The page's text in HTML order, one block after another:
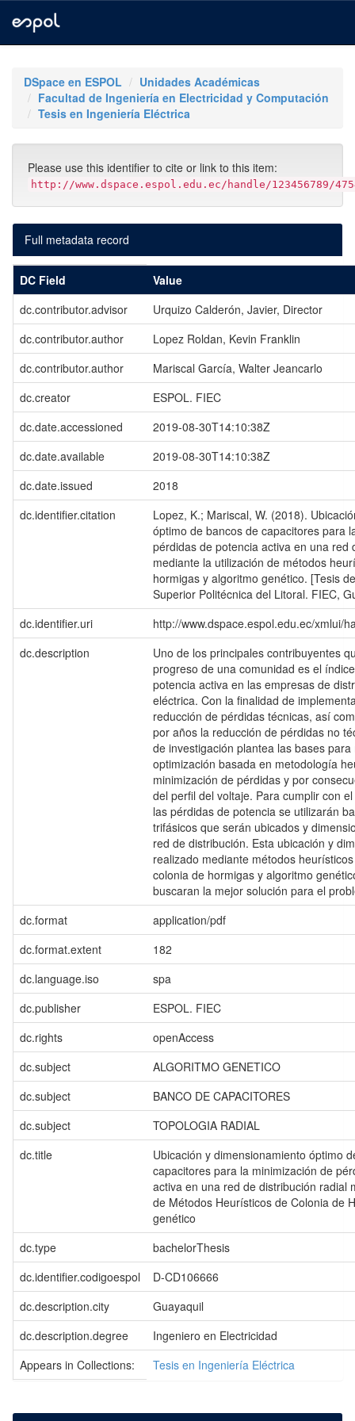
navigationDSpace en ESPOL
Unidades Académicas
Facultad de Ingeniería en Electricidad y Computación
Tesis en Ingeniería Eléctrica
Please use this identifier to cite or link to this item:
http://www.dspace.espol.edu.ec/handle/123456789/
Full metadata record
DC Field
Value
dc.contributor.advisor
Urquizo Calderón, Javier, Director
dc.contributor.author
Lopez Roldan, Kevin Franklin
dc.contributor.author
Mariscal García, Walter Jeancarlo
dc.creator
ESPOL. FIEC
dc.date.accessioned
2019-08-30T14:10:38Z
dc.date.available
2019-08-30T14:10:38Z
dc.date.issued
2018
dc.identifier.citation
Lopez, K.; Mariscal, W. (2018).
óptimo de bancos de capacitores para
pérdidas de potencia activa en una red
mediante la utilización de métodos
hormigas y algoritmo genético. [Tesis
Superior Politécnica del Litoral. FIEC,
dc.identifier.uri
http://www.dspace.espol.edu.ec/xmlui/
dc.description
Uno de los principales contribuyentes
progreso de una comunidad es el
potencia activa en las empresas de
eléctrica. Con la finalidad de
reducción de pérdidas técnicas, así
por años la reducción de pérdidas no
de investigación plantea las bases
optimización basada en metodología
minimización de pérdidas y por
del perfil del voltaje. Para cumplir con
las pérdidas de potencia se utilizarán
trifásicos que serán ubicados y
red de distribución. Esta ubicación y
realizado mediante métodos
colonia de hormigas y algoritmo
buscaran la mejor solución para el
dc.format
application/pdf
dc.format.extent
182
dc.language.iso
spa
dc.publisher
ESPOL. FIEC
dc.rights
openAccess
dc.subject
ALGORITMO GENETICO
dc.subject
BANCO DE CAPACITORES
dc.subject
TOPOLOGIA RADIAL
dc.title
Ubicación y dimensionamiento óptimo
capacitores para la minimización de
activa en una red de distribución radial
de Métodos Heurísticos de Colonia de
genético
dc.type
bachelorThesis
dc.identifier.codigoespol
D-CD106666
dc.description.city
Guayaquil
dc.description.degree
Ingeniero en Electricidad
Appears in Collections:
Tesis en Ingeniería Eléctrica